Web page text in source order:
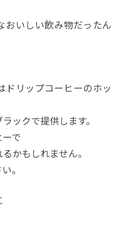
おいしい飲み物だったん
ドリップコーヒーのホッ
ックで提供します。
で
かもしれません。
。